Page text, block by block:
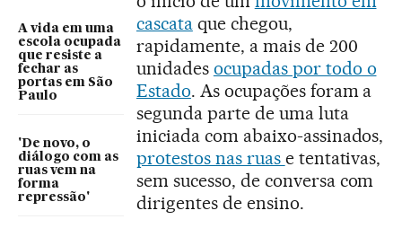
A vida em uma
escola ocupada
que resiste a
fechar as
portas em São
Paulo
'De novo, o
diálogo com as
ruas vem na
forma
repressão'
cascataque chegou,
rapidamente, a mais de 200
unidades ocupadas por todo o
Estado. As ocupações foram a
segunda parte de uma luta
iniciada com abaixo-assinados,
protestos nas ruas e tentativas,
sem sucesso, de conversa com
dirigentes de ensino.